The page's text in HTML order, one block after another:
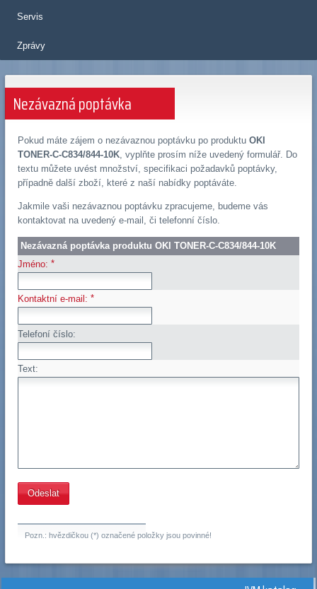
Servis
Zprávy
Nezávazná poptávka
Pokud máte zájem o nezávaznou poptávku po produktu OKI
TONER-C-C834/844-10K, vyplňte prosím níže uvedený formulář. Do
textu můžete uvést množství, specifikaci požadavků poptávky,
případně další zboží, které z naší nabídky poptáváte.
Jakmile vaši nezávaznou poptávku zpracujeme, budeme vás
kontaktovat na uvedený e-mail, či telefonní číslo.
Nezávazná poptávka produktu OKI TONER-C-C834/844-10K
Jméno: *
Kontaktní e-mail: *
Telefoní číslo:
Text:
Pozn.: hvězdičkou (*) označené položky jsou povinné!